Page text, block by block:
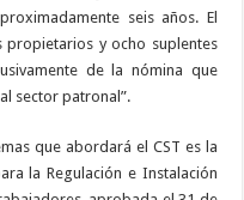
seis años. El
y ocho suplentes
de la nómina que
sector patronal”.
que abordará el CST es la
la Regulación e Instalación